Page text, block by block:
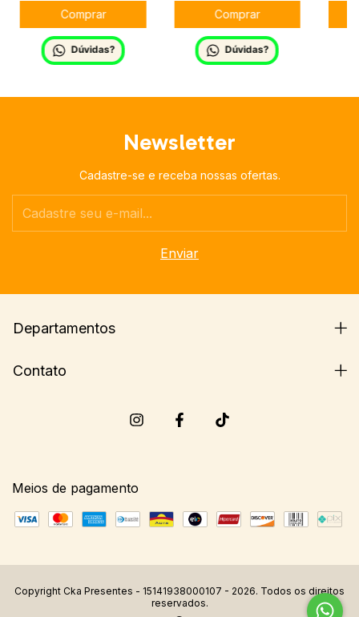
Dúvidas? Dúvidas?
Newsletter
Cadastre-se e receba nossas ofertas.
Departamentos
Contato
Meios de pagamento
Copyright Cka Presentes - 15141938000107 - 2026. Todos os direitos
reservados.